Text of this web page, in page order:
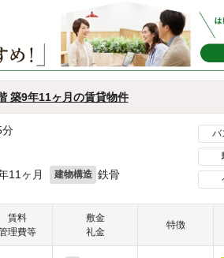
築9年11ヶ月の賃貸物件
分
11ヶ月 建物構造 鉄骨
バ
賃料
理費等
敷金
礼金
特徴